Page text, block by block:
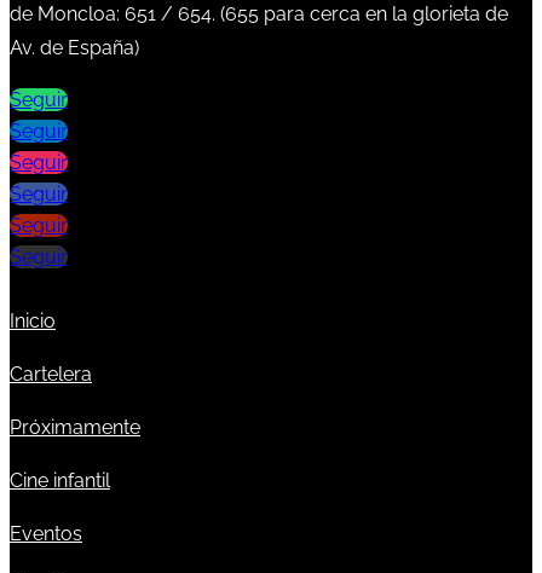
de Moncloa: 651 / 654. (655 para cerca en la glorieta de
Av. de España)
Seguir
Seguir
Seguir
Seguir
Seguir
Seguir
Inicio
Cartelera
Próximamente
Cine infantil
Eventos